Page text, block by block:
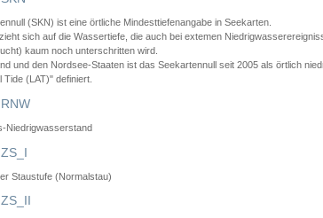
(SKN) ist eine örtliche Mindesttiefenangabe in Seekarten.
sich auf die Wassertiefe, die auch bei extemen
kaum noch unterschritten wird.
und den Nordsee-Staaten ist das Seekartennull seit 2005 als örtlich
Tide (LAT)" definiert.
Niedrigwasserstand
Staustufe (Normalstau)